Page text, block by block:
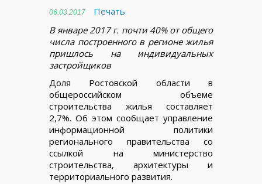
06.03.2017
Печать
В январе 2017 г. почти 40% от общего
числа построенного в регионе жилья
пришлось на индивидуальных
застройщиков
Доля Ростовской области в
общероссийском объеме
строительства жилья составляет
2,7%. Об этом сообщает управление
информационной политики
регионального правительства со
ссылкой на министерство
строительства, архитектуры и
территориального развития.